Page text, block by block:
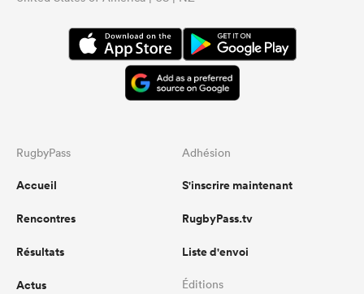
RugbyPass
Accueil
Rencontres
Résultats
Actus
Adhésion
S'inscrire maintenant
RugbyPass.tv
Liste d'envoi
Éditions